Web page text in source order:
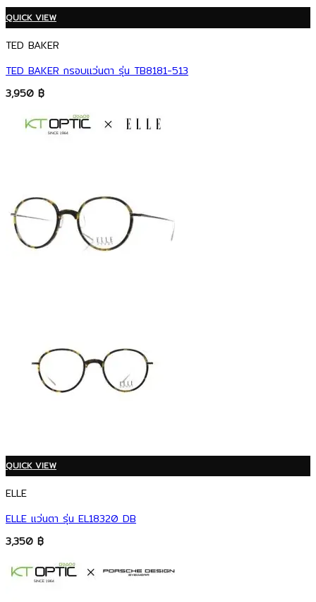
QUICK VIEW
TED BAKER
TED BAKER กรอบแว่นตา รุ่น TB8181-513
3,950 ฿
QUICK VIEW
ELLE
ELLE แว่นตา รุ่น EL18320 DB
3,350 ฿